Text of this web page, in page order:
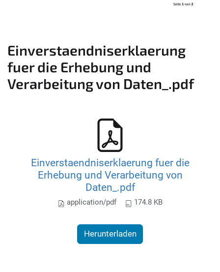
Einverstaendniserklaerung
fuer die Erhebung und
Verarbeitung von Daten_.pdf
Einverstaendniserklaerung fuer die
Erhebung und Verarbeitung von
Daten_.pdf
application/pdf 174.8 KB
Herunterladen